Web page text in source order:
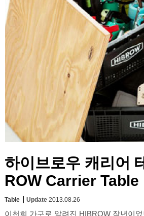
하이브로우 캐리어
ROW Carrier Table
Table Update 2013.08.26
이천희 가구로 알려진 HIBROW 작년이었던가요 많은 매체에서